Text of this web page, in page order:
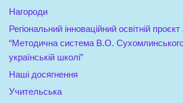
Нагороди
Регіональний інноваційний освітній
“Методична система В.О.
українській школі”
Наші досягнення
Учительська